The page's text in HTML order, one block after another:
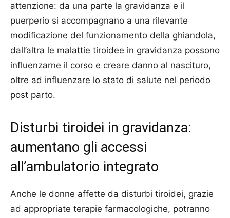
attenzione: da una parte la gravidanza e il
puerperio si accompagnano a una rilevante
modificazione del funzionamento della ghiandola,
dall’altra le malattie tiroidee in gravidanza possono
influenzarne il corso e creare danno al nascituro,
oltre ad influenzare lo stato di salute nel periodo
post parto.
Disturbi tiroidei in gravidanza:
aumentano gli accessi
all’ambulatorio integrato
Anche le donne affette da disturbi tiroidei, grazie
ad appropriate terapie farmacologiche, potranno